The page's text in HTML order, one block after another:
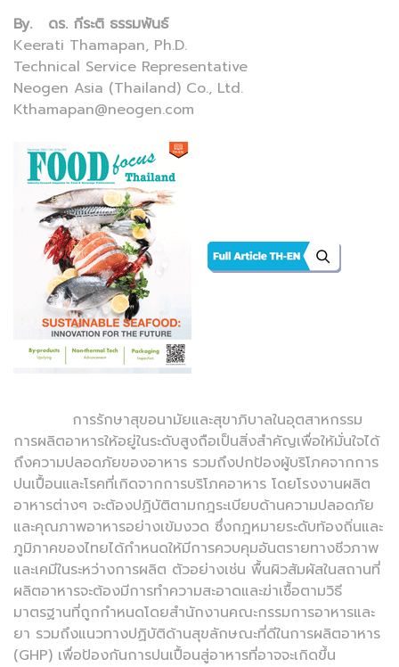
By. ดร. กีระติ ธรรมพันธ์
Keerati Thamapan, Ph.D.
Technical Service Representative
Neogen Asia (Thailand) Co., Ltd.
Kthamapan@neogen.com
การรักษาสุขอนามัยและสุขาภิบาลในอุตสาหกรรม
การผลิตอาหารให้อยู่ในระดับสูงถือเป็นสิ่งสำคัญเพื่อให้มั่นใจได้
ถึงความปลอดภัยของอาหาร รวมถึงปกป้องผู้บริโภคจากการ
ปนเปื้อนและโรคที่เกิดจากการบริโภคอาหาร โดยโรงงานผลิต
อาหารต่างๆ จะต้องปฏิบัติตามกฎระเบียบด้านความปลอดภัย
และคุณภาพอาหารอย่างเข้มงวด ซึ่งกฎหมายระดับท้องถิ่นและ
ภูมิภาคของไทยได้กำหนดให้มีการควบคุมอันตรายทางชีวภาพ
และเคมีในระหว่างการผลิต ตัวอย่างเช่น พื้นผิวสัมผัสในสถานที่
ผลิตอาหารจะต้องมีการทำความสะอาดและฆ่าเชื้อตามวิธี
มาตรฐานที่ถูกกำหนดโดยสำนักงานคณะกรรมการอาหารและ
ยา รวมถึงแนวทางปฏิบัติด้านสุขลักษณะที่ดีในการผลิตอาหาร
(GHP) เพื่อป้องกันการปนเปื้อนสู่อาหารที่อาจจะเกิดขึ้น